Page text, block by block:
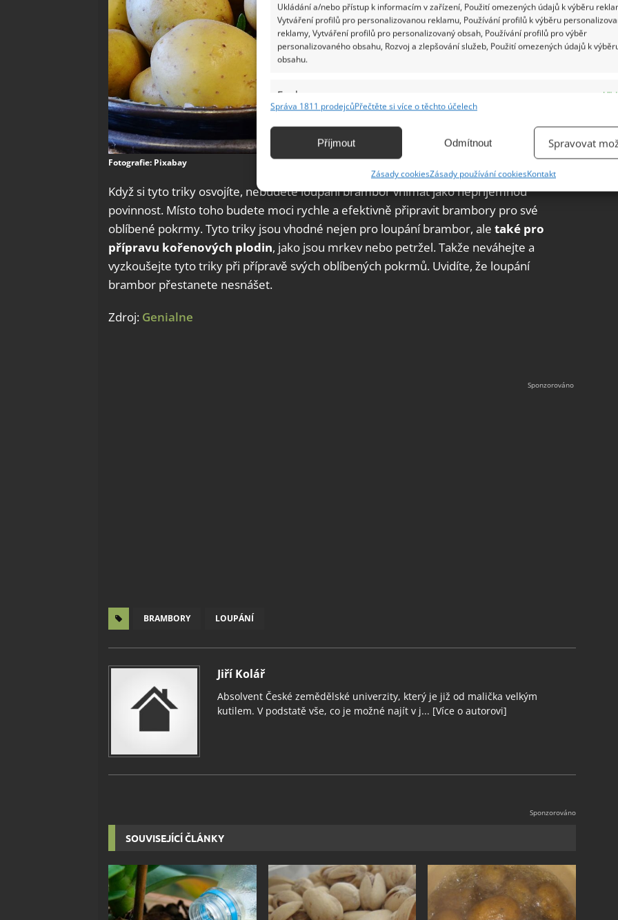
Ukládání a/nebo přístup k informacím v zařízení, Použití omezených údajů k výběru
Vytváření profilů pro personalizovanou reklamu, Používání profilů k výběru
reklamy, Vytváření profilů pro personalizovaný obsah, Používání profilů pro výběr
personalizovaného obsahu, Rozvoj a zlepšování služeb, Použití omezených údajů k
obsahu.
Funkce
Identifikace zařízení na základě automaticky přenášených informací.
základě aktivně vyžádaných informací.
Zajištění bezpečnosti, předcházení a zjišťování podvodů a
odstraňování chyb, Poskytování a zobrazování reklamy a obsahu,
Ukládání a sdělování voleb ochrany osobních údajů.
Správa 1811 prodejcůPřečtěte si více o těchto účelech
Příjmout Odmítnout Spravovat
Zásady cookiesZásady používání cookiesKontakt
Fotografie: Pixabay
Když si tyto triky osvojíte, nebudete loupání brambor vnímat jako nepříjemnou
povinnost. Místo toho budete moci rychle a efektivně připravit brambory pro své
oblíbené pokrmy. Tyto triky jsou vhodné nejen pro loupání brambor, ale také pro
přípravu kořenových plodin, jako jsou mrkev nebo petržel. Takže neváhejte a
vyzkoušejte tyto triky při přípravě svých oblíbených pokrmů. Uvidíte, že loupání
brambor přestanete nesnášet.
Zdroj: Genialne
BRAMBORY LOUPÁNÍ
Jiří Kolář
Absolvent České zemědělské univerzity, který je již od malička velkým
kutilem. V podstatě vše, co je možné najít v j... [Více o autorovi]
SOUVISEJÍCÍ ČLÁNKY